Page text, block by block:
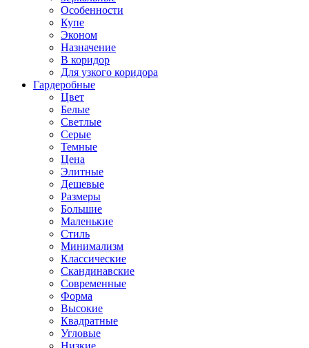
Особенности
Купе
Эконом
Назначение
В коридор
Для узкого коридора
Гардеробные
Цвет
Белые
Светлые
Серые
Темные
Цена
Элитные
Дешевые
Размеры
Большие
Маленькие
Стиль
Минимализм
Классические
Скандинавские
Современные
Форма
Высокие
Квадратные
Угловые
Низкие